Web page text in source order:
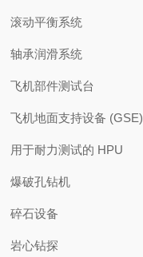
滚动平衡系统
轴承润滑系统
飞机部件测试台
飞机地面支持设备 (GSE)
用于耐力测试的 HPU
爆破孔钻机
碎石设备
岩心钻探